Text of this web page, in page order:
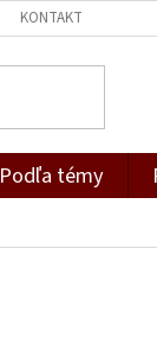
KONTAKT
Podľa témy